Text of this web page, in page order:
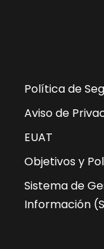
Política de
Aviso de
EUAT
Objetivos y
Sistema de
Información